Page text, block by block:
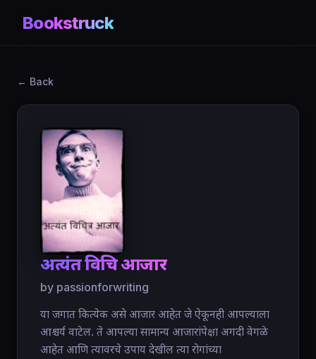
Bookstruck
← Back
अत्यंत विचित्र आजार
by passionforwriting
या जगात कित्येक असे आजार आहेत जे ऐकूनही आपल्याला
आश्चर्य वाटेल. ते आपल्या सामान्य आजारांपेक्षा अगदी वेगळे
आहेत आणि त्यावरचे उपाय देखील त्या रोगांच्या